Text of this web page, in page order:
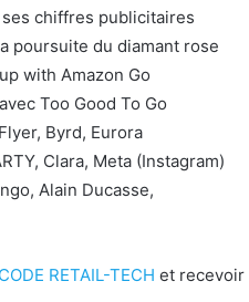
chiffres publicitaires
poursuite du diamant rose
with Amazon Go
Too Good To Go
Byrd, Eurora
Clara, Meta (Instagram)
Alain Ducasse,
RETAIL-TECH et recevoir